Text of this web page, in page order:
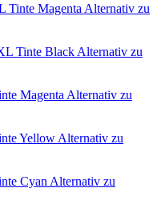
Alternativ zu
Alternativ zu
Alternativ zu
Alternativ zu
Alternativ zu